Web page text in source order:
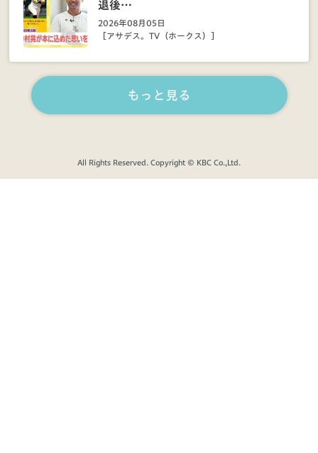
退後…
2026年08月05日
［アサデス。TV（ホークス）］
もっと見る
All Rights Reserved. Copyright © KBC Co.,Ltd.